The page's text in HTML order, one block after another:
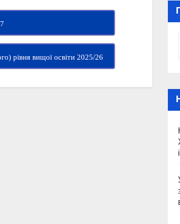
рівня вищої освіти 2025/26